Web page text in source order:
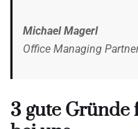
Michael Magerl
Office Managing
3 gute